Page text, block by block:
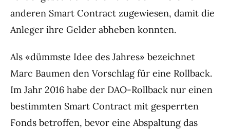
anderen Smart Contract zugewiesen, damit die
Anleger ihre Gelder abheben konnten.
Als «dümmste Idee des Jahres» bezeichnet
Marc Baumen den Vorschlag für eine Rollback.
Im Jahr 2016 habe der DAO-Rollback nur einen
bestimmten Smart Contract mit gesperrten
Fonds betroffen, bevor eine Abspaltung das